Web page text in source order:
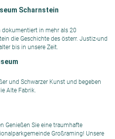
Scharnstein
dokumentiert in mehr als 20
die Geschichte des österr. Justiz-und
bis in unsere Zeit.
und Schwarzer Kunst und begeben
Alte Fabrik.
Genießen Sie eine traumhafte
Großraming! Unsere